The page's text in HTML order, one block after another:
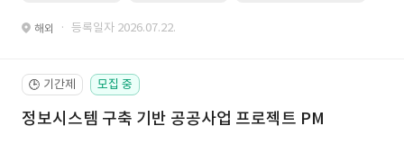
해외 · 등록일자 2026.07.22.
🕒 기간제 모집 중
정보시스템 구축 기반 공공사업 프로젝트 PM